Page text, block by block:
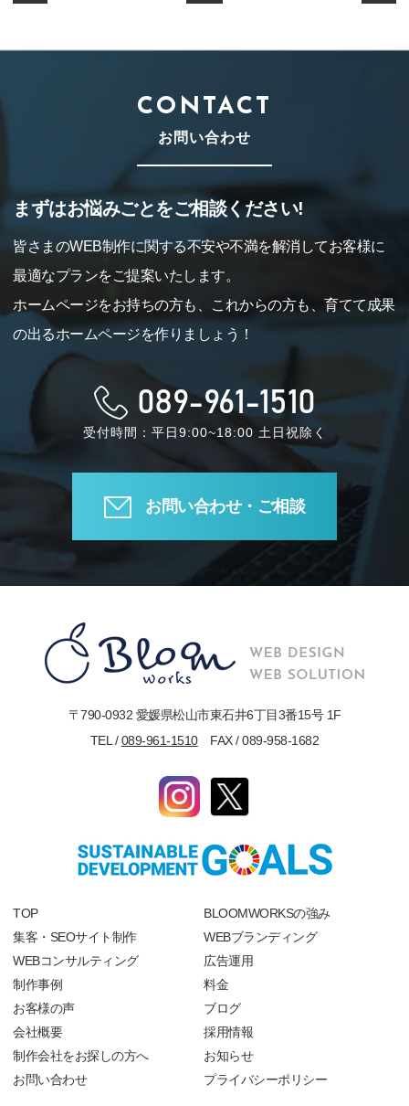
CONTACT
お問い合わせ
まずはお悩みごとをご相談ください!
皆さまのWEB制作に関する不安や不満を解消してお客様に
最適なプランをご提案いたします。
ホームページをお持ちの方も、これからの方も、育てて成果
の出るホームページを作りましょう！
089-961-1510
受付時間：平日9:00~18:00 土日祝除く
お問い合わせ・ご相談
〒790-0932 愛媛県松山市東石井6丁目3番15号 1F
TEL /089-961-1510FAX / 089-958-1682
TOP
BLOOMWORKSの強み
集客・SEOサイト制作
WEBブランディング
WEBコンサルティング
広告運用
制作事例
料金
お客様の声
ブログ
会社概要
採用情報
制作会社をお探しの方へ
お知らせ
お問い合わせ
プライバシーポリシー